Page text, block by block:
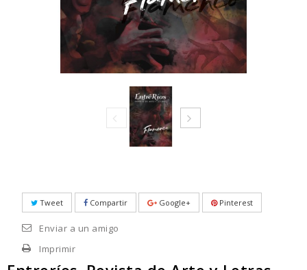
Tweet Compartir Google+ Pinterest
Enviar a un amigo
Imprimir